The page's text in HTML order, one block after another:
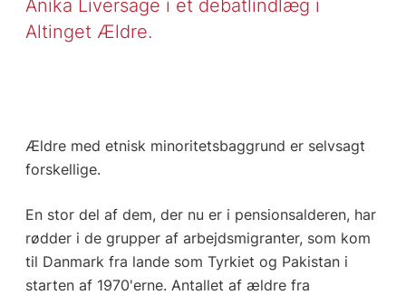
Anika Liversage i et debatlindlæg i
Altinget Ældre.
Ældre med etnisk minoritetsbaggrund er selvsagt
forskellige.
En stor del af dem, der nu er i pensionsalderen, har
rødder i de grupper af arbejdsmigranter, som kom
til Danmark fra lande som Tyrkiet og Pakistan i
starten af 1970'erne. Antallet af ældre fra